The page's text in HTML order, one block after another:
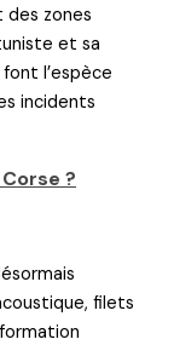
des zones
et sa
l’espèce
incidents
?
filets